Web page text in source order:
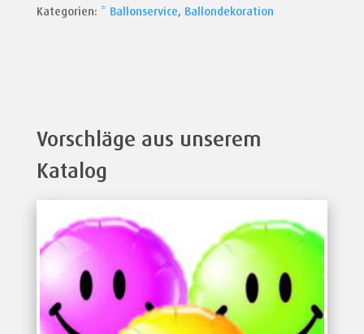
Kategorien: * Ballonservice, Ballondekoration
Vorschläge aus unserem
Katalog